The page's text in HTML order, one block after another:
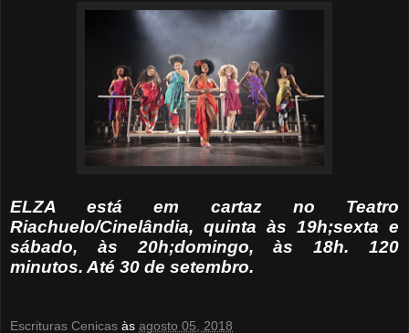
ELZA está em cartaz no Teatro
Riachuelo/Cinelândia, quinta às 19h;sexta e
sábado, às 20h;domingo, às 18h. 120
minutos. Até 30 de setembro.
Escrituras Cenicas às agosto 05, 2018